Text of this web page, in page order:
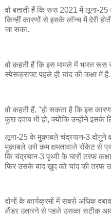
वो बताती हैं कि रूस 2021 में लूना-25
किन्हीं कारणों से इसके लॉन्च में देरी
जा सका.
वो कहती हैं कि इस मामले में भारत
स्पेसक्राफ्ट पहले ही चांद की कक्षा में है.
वो कहती हैं, "हो सकता है कि इस
कुछ दवाब भी हो, क्योंकि उन्होंने इसके
लूना-25 के मुक़ाबले चंद्रयान-3
मुक़ाबले उसे कम क्षमतावाले रॉकेट से
कि चंद्रयान-3 पृथ्वी के चारों तरफ
फिर उसके बाद खुद को चांद की तरफ
दोनों के कार्यक्रमों में सबसे अधिक
लैंडर उतारने से पहले उसका सटीक